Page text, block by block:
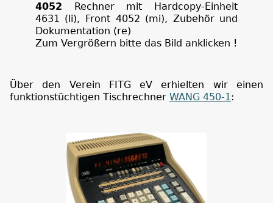
4052 Rechner mit Hardcopy-Einheit
4631 (li), Front 4052 (mi), Zubehör und
Dokumentation (re)
Zum Vergrößern bitte das Bild anklicken !
Über den Verein FITG eV erhielten wir einen
funktionstüchtigen Tischrechner WANG 450-1: